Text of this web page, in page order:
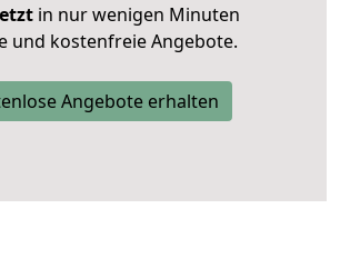
in nur wenigen Minuten
und kostenfreie Angebote.
Angebote erhalten